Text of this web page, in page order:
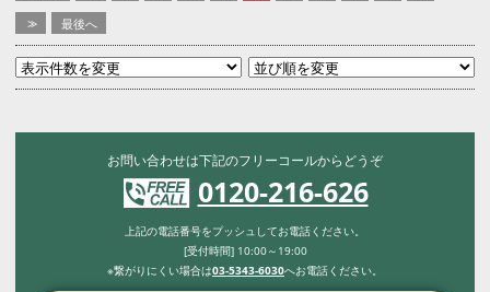
>>
最後へ
お問い合わせは下記のフリーコールからどうぞ
0120-216-626
上記の電話番号をプッシュしてお電話ください。
[受付時間] 10:00～19:00
※繋がりにくい場合は03-5343-6030へお電話ください。